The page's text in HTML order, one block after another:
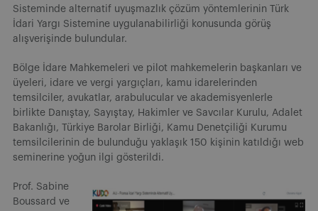
Sisteminde alternatif uyuşmazlık çözüm yöntemlerinin Türk
İdari Yargı Sistemine uygulanabilirliği konusunda görüş
alışverişinde bulundular.
Bölge İdare Mahkemeleri ve pilot mahkemelerin başkanları ve
üyeleri, idare ve vergi yargıçları, kamu idarelerinden
temsilciler, avukatlar, arabulucular ve akademisyenlerle
birlikte Danıştay, Sayıştay, Hakimler ve Savcılar Kurulu, Adalet
Bakanlığı, Türkiye Barolar Birliği, Kamu Denetçiliği Kurumu
temsilcilerinin de bulunduğu yaklaşık 150 kişinin katıldığı web
seminerine yoğun ilgi gösterildi.
Prof. Sabine
Boussard ve